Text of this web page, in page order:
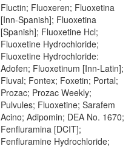
Fluctin; Fluoxeren; Fluoxetina
[Inn-Spanish]; Fluoxetina
[Spanish]; Fluoxetine Hcl;
Fluoxetine Hydrochloride;
Fluoxetine Hydrochloride:
Adofen; Fluoxetinum [Inn-Latin];
Fluval; Fontex; Foxetin; Portal;
Prozac; Prozac Weekly;
Pulvules; Fluoxetine; Sarafem
Acino; Adipomin; DEA No. 1670;
Fenfluramina [DCIT];
Fenfluramine Hydrochloride;